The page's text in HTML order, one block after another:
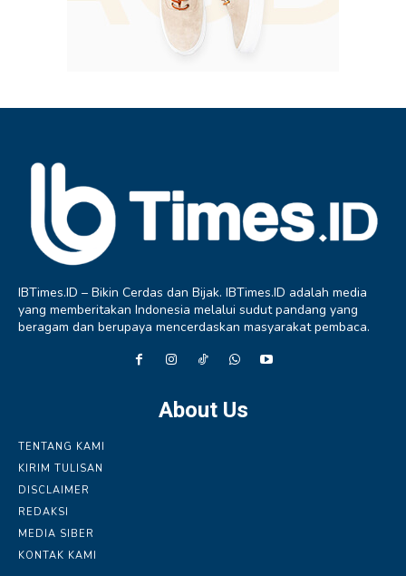
IBTimes.ID – Bikin Cerdas dan Bijak. IBTimes.ID adalah media
yang memberitakan Indonesia melalui sudut pandang yang
beragam dan berupaya mencerdaskan masyarakat pembaca.
About Us
TENTANG KAMI
KIRIM TULISAN
DISCLAIMER
REDAKSI
MEDIA SIBER
KONTAK KAMI